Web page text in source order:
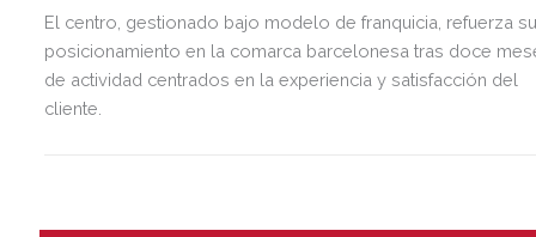
El centro, gestionado bajo modelo de franquicia, refuerza
posicionamiento en la comarca barcelonesa tras doce
de actividad centrados en la experiencia y satisfacción del
cliente.